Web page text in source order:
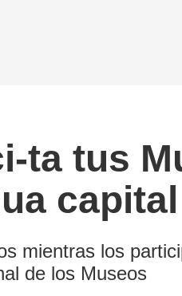
ta tus
capital
mientras los
de los Museos